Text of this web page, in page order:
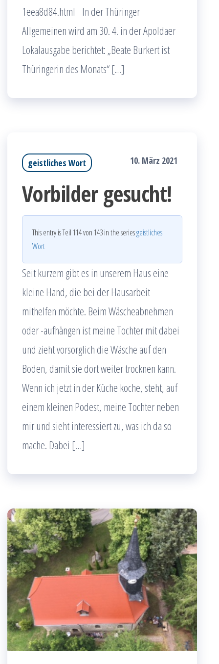
1eea8d84.html In der Thüringer
Allgemeinen wird am 30. 4. in der Apoldaer
Lokalausgabe berichtet: „Beate Burkert ist
Thüringerin des Monats“ […]
geistliches Wort 10. März 2021
Vorbilder gesucht!
This entry is Teil 114 von 143 in the seriesgeistliches
Wort
Seit kurzem gibt es in unserem Haus eine
kleine Hand, die bei der Hausarbeit
mithelfen möchte. Beim Wäscheabnehmen
oder -aufhängen ist meine Tochter mit dabei
und zieht vorsorglich die Wäsche auf den
Boden, damit sie dort weiter trocknen kann.
Wenn ich jetzt in der Küche koche, steht, auf
einem kleinen Podest, meine Tochter neben
mir und sieht interessiert zu, was ich da so
mache. Dabei […]